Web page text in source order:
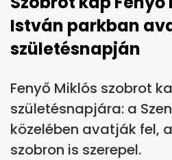
István parkban
születésnapján
Fenyő Miklós szobrot
születésnapjára: a
közelében avatják fel,
szobron is szerepel.